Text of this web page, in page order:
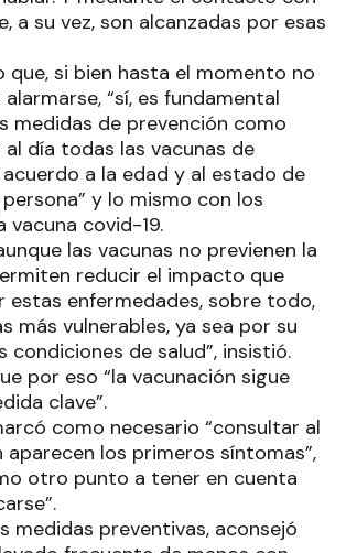
a su vez, son alcanzadas por esas
que, si bien hasta el momento no
“sí, es fundamental
medidas de prevención como
día todas las vacunas de
a la edad y al estado de
y lo mismo con los
vacuna covid-19.
las vacunas no previenen la
reducir el impacto que
estas enfermedades, sobre todo,
más vulnerables, ya sea por su
condiciones de salud”, insistió.
por eso “la vacunación sigue
clave”.
como necesario “consultar al
aparecen los primeros síntomas”,
otro punto a tener en cuenta
medidas preventivas, aconsejó